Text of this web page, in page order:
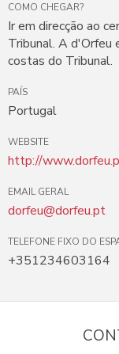
COMO CHEGAR?
Ir em direcção ao
Tribunal. A d'Orfeu
costas do Tribunal.
PAÍS
Portugal
WEBSITE
http://
EMAIL GERAL
dorfeu@dorfeu.pt
TELEFONE FIXO DO
+351234603164